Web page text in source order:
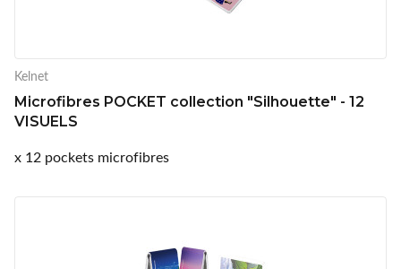
Kelnet
Microfibres POCKET collection "Silhouette" - 12
VISUELS
x 12 pockets microfibres